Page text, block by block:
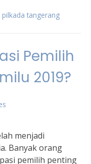
pilkada tangerang
Pemilih
2019?
menjadi
Banyak orang
pemilih penting